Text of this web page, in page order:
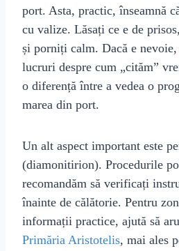
port. Asta, practic, înseamnă
cu valize. Lăsați ce e de
și porniți calm. Dacă e
lucruri despre cum „cităm”
o diferență între a vedea o
marea din port.
Un alt aspect important este
(diamonitirion). Procedurile
recomandăm să verificați
înainte de călătorie. Pentru
informații practice, ajută să
Primăria Aristotelis, mai ales